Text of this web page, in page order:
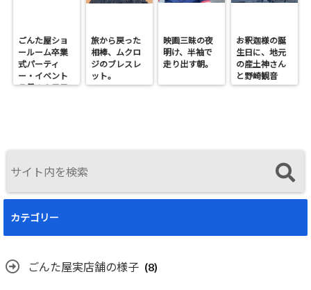
ごんた屋ショ
ールーム卒業
式パーティ
ー・イベント
７月１９日日
旅から戻った
相棒、ムクロ
ジのブレスレ
ット。
映画三昧の夜
明け、半袖で
走り出す朝。
お釈迦様の誕
生日に、地元
の産土神さん
と野崎観音
へ。
カテゴリー
ごんた屋実店舗の様子 (8)